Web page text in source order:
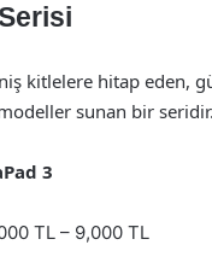
kitlelere hitap eden,
sunan bir seridir.
3
TL – 9,000 TL